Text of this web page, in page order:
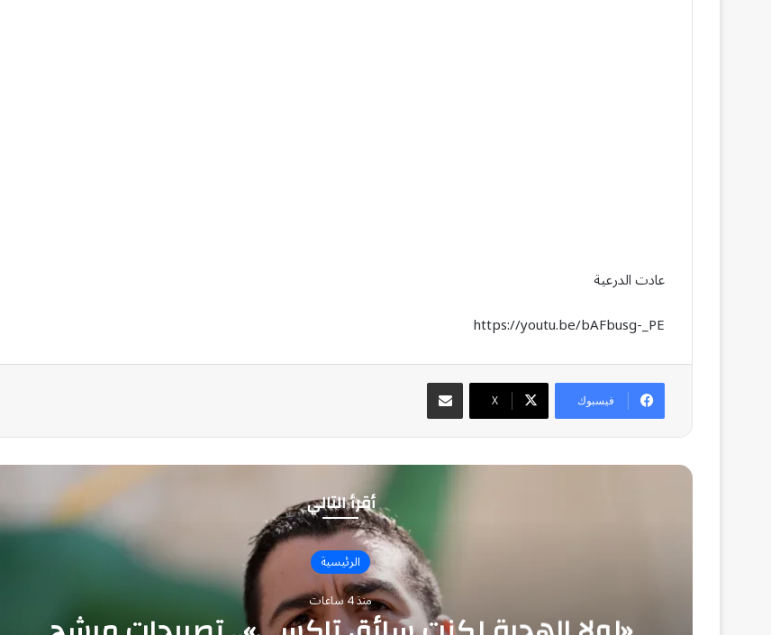
عادت الدرعية
https://youtu.be/bAFbusg-_PE
فيسبوك ‫X
مشاركة عبر البريد
أقرأ التالي
الرئيسية
منذ 4 ساعات